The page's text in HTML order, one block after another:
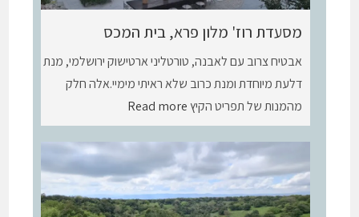
מסעדת רוז' מלון פרא, בית המכס
אבטיח צרוב עם לאבנה, טורטליני ארטישוק ירושלמי, מנת
דלעת מיוחדת ומנת כרוב שלא ראיתי מימיי.אלה חלק
מהמנות של תפריט הקיץ Read more